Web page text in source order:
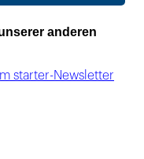
anderen
starter-Newsletter